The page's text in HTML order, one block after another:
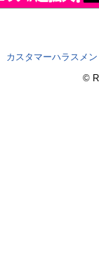
カスタマーハラスメ
©